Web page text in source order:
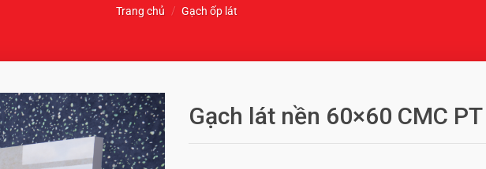
Trang chủ / Gạch ốp lát
Gạch lát nền 60×60 CMC